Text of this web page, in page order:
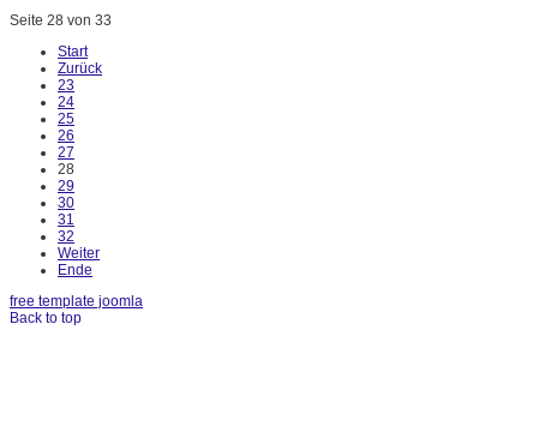
Seite 28 von 33
Start
Zurück
23
24
25
26
27
28
29
30
31
32
Weiter
Ende
free template joomla
Back to top